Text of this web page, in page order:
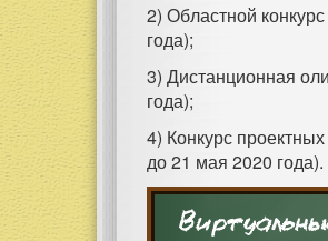
2) Областной
года);
3) Дистанционная
года);
4) Конкурс
до 21 мая 2020 года).